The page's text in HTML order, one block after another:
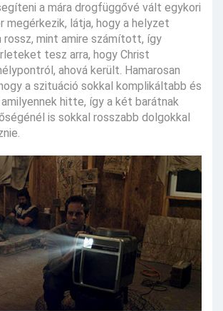
a mára drogfüggővé vált egykori
megérkezik, látja, hogy a helyzet
rossz, mint amire számított, így
tesz arra, hogy Christ
ahová került. Hamarosan
a szituáció sokkal komplikáltabb és
hitte, így a két barátnak
is sokkal rosszabb dolgokkal